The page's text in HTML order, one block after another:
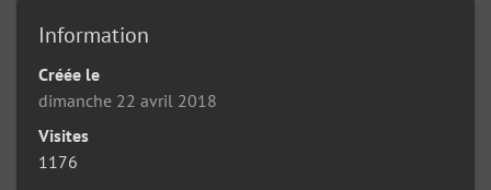
Information
Créée le
dimanche 22 avril 2018
Visites
1176